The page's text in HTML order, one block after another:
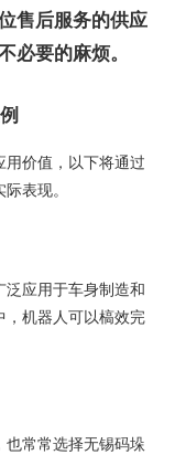
售后服务的供应
必要的麻烦。
价值，以下将通过
表现。
应用于车身制造和
机器人可以槁效完
常常选择无锡码垛